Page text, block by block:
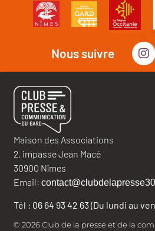
Nous suivre
Maison des Associations
2, impasse Jean Macé
30900 Nîmes
Email:
Tél : 06 64 93 42 63 (Du lundi au
© 2026 Club de la presse et de la